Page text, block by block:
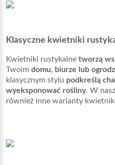
Klasyczne kwietniki
Kwietniki rustykalne tworzą
Twoim domu, biurze lub
klasycznym stylu podkreślą
wyeksponować rośliny. W
również inne warianty